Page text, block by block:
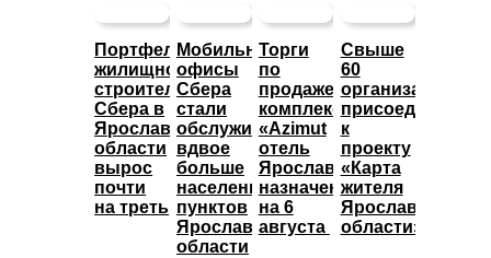
Портфель
жилищного
строительства
Сбера в
Ярославской
области
вырос
почти
на треть
Мобильные
офисы
Сбера
стали
обслуживать
вдвое
больше
населенных
пунктов
Ярославской
области
Торги
по
продаже
комплекса
«Azimut
отель
Ярославль»
назначены
на 6
августа
Свыше
60
организаций
присоединились
к
проекту
«Карта
жителя
Ярославской
области»